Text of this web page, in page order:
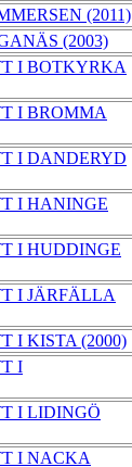
(2011)
(2003)
I BOTKYRKA
I BROMMA
I DANDERYD
I HANINGE
I HUDDINGE
I JÄRFÄLLA
I KISTA (2000)
I
I LIDINGÖ
I NACKA